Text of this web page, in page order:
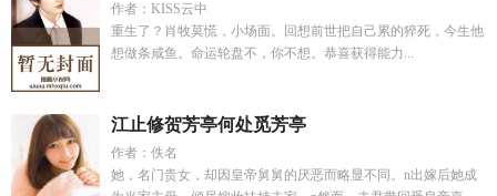
作者：KISS云中
重生了？肖牧莫慌，小场面。回想前世把自己累的猝死，今生他
想做条咸鱼。命运轮盘不，你不想。恭喜获得能力...
江止修贺芳亭何处觅芳亭
作者：佚名
她，名门贵女，却因皇帝舅舅的厌恶而略显不同。n出嫁后她成